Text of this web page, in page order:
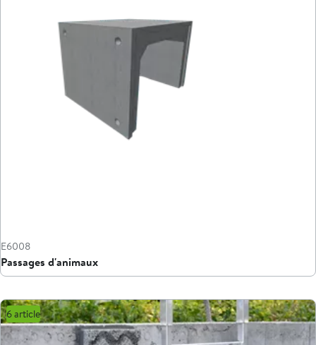
E6008
Passages d'animaux
6 article